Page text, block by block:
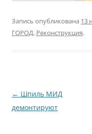
Запись опубликована 13
ГОРОД, Реконструкция.
Навигация
по
← Шпиль МИД
демонтируют